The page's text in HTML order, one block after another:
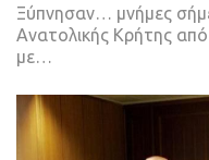
Ξύπνησαν… μνήμες
Ανατολικής Κρήτης
με…